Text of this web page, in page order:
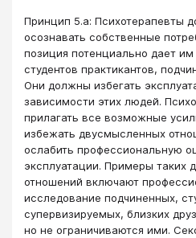
Принцип 5.a: Психотерапевты
осознавать собственные
позиция потенциально дает
студентов практикантов,
Они должны избегать
зависимости этих людей.
прилагать все возможные
избежать двусмысленных
ослабить профессиональную
эксплуатации. Примеры таких
отношений включают
исследование подчиненных,
супервизируемых, близких
но не ограничиваются ими.